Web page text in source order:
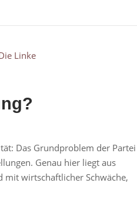
Das Grundproblem der Partei
Genau hier liegt aus
mit wirtschaftlicher Schwäche,